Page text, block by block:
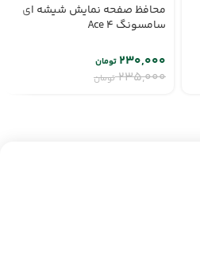
محافظ صفحه نمایش شیشه ای
سامسونگ Ace 4
۲۳۵,۰۰۰ تومان
۲۳۰,۰۰۰تومان